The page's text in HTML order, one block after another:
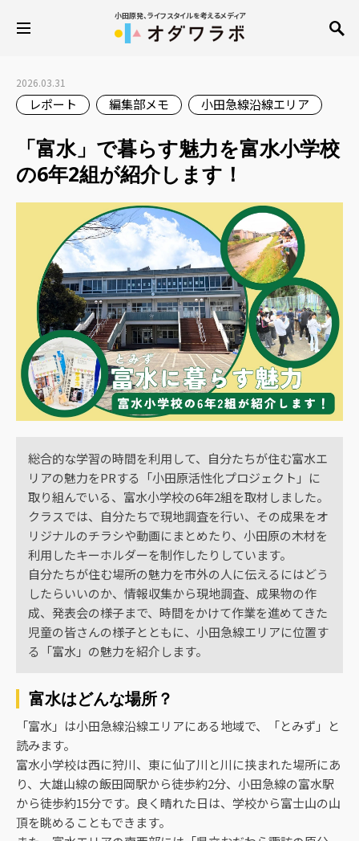
小田原発、ライフスタイルを考えるメディア
2026.03.31
レポート 編集部メモ 小田急線沿線エリア
「富水」で暮らす魅力を富水小学校
の6年2組が紹介します！
総合的な学習の時間を利用して、自分たちが住む富水エ
リアの魅力をPRする「小田原活性化プロジェクト」に
取り組んでいる、富水小学校の6年2組を取材しました。
クラスでは、自分たちで現地調査を行い、その成果をオ
リジナルのチラシや動画にまとめたり、小田原の木材を
利用したキーホルダーを制作したりしています。
自分たちが住む場所の魅力を市外の人に伝えるにはどう
したらいいのか、情報収集から現地調査、成果物の作
成、発表会の様子まで、時間をかけて作業を進めてきた
児童の皆さんの様子とともに、小田急線エリアに位置す
る「富水」の魅力を紹介します。
富水はどんな場所？
「富水」は小田急線沿線エリアにある地域で、「とみず」と
読みます。
富水小学校は西に狩川、東に仙了川と川に挟まれた場所にあ
り、大雄山線の飯田岡駅から徒歩約2分、小田急線の富水駅
から徒歩約15分です。良く晴れた日は、学校から富士山の山
頂を眺めることもできます。